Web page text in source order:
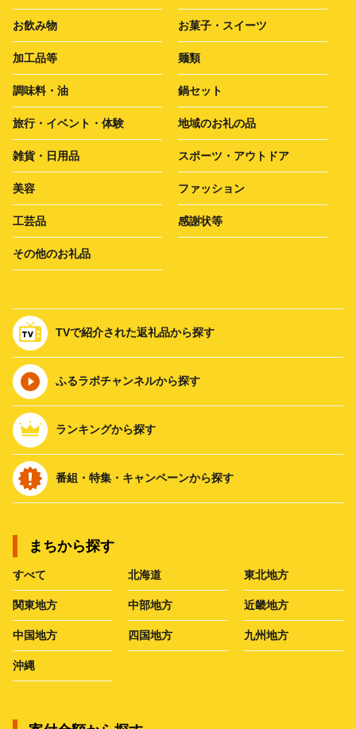
お飲み物 お菓子・スイーツ
加工品等 麺類
調味料・油 鍋セット
旅行・イベント・体験 地域のお礼の品
雑貨・日用品 スポーツ・アウトドア
美容 ファッション
工芸品 感謝状等
その他のお礼品
TVで紹介された返礼品から探す
ふるラボチャンネルから探す
ランキングから探す
番組・特集・キャンペーンから探す
まちから探す
すべて 北海道 東北地方
関東地方 中部地方 近畿地方
中国地方 四国地方 九州地方
沖縄